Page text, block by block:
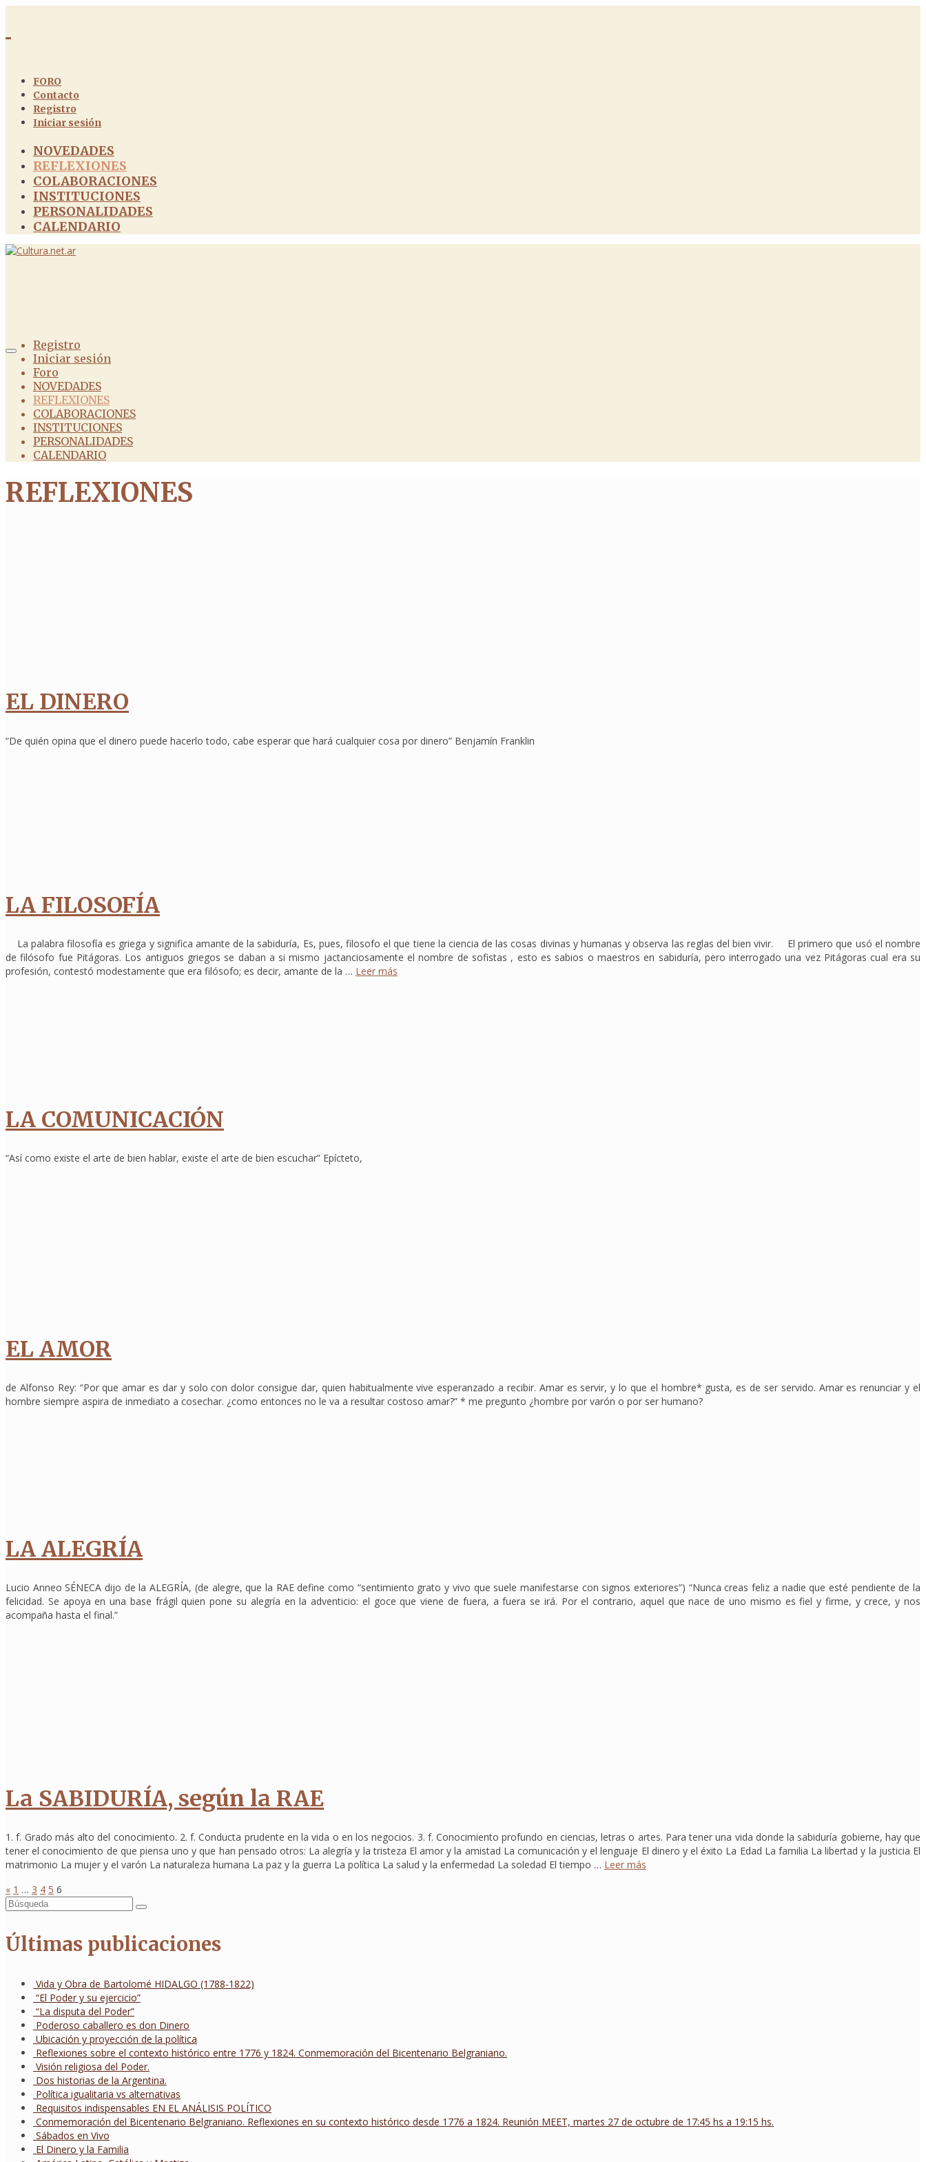
FORO
Contacto
Registro
Iniciar sesión
NOVEDADES
REFLEXIONES
COLABORACIONES
INSTITUCIONES
PERSONALIDADES
CALENDARIO
Registro
Iniciar sesión
Foro
NOVEDADES
REFLEXIONES
COLABORACIONES
INSTITUCIONES
PERSONALIDADES
CALENDARIO
REFLEXIONES
EL DINERO
“De quién opina que el dinero puede hacerlo todo, cabe esperar que hará cualquier cosa por dinero” Benjamín Franklin
LA FILOSOFÍA
La palabra filosofía es griega y significa amante de la sabiduría, Es, pues, filosofo el que tiene la ciencia de las cosas divinas y humanas y observa las reglas del bien vivir. El primero que usó el nombre
de filósofo fue Pitágoras. Los antiguos griegos se daban a si mismo jactanciosamente el nombre de sofistas , esto es sabios o maestros en sabiduría, pero interrogado una vez Pitágoras cual era su
profesión, contestó modestamente que era filósofo; es decir, amante de la … Leer más
LA COMUNICACIÓN
“Así como existe el arte de bien hablar, existe el arte de bien escuchar” Epícteto,
EL AMOR
de Alfonso Rey: “Por que amar es dar y solo con dolor consigue dar, quien habitualmente vive esperanzado a recibir. Amar es servir, y lo que el hombre* gusta, es de ser servido. Amar es renunciar y el
hombre siempre aspira de inmediato a cosechar. ¿como entonces no le va a resultar costoso amar?” * me pregunto ¿hombre por varón o por ser humano?
LA ALEGRÍA
Lucio Anneo SÉNECA dijo de la ALEGRÍA, (de alegre, que la RAE define como “sentimiento grato y vivo que suele manifestarse con signos exteriores”) “Nunca creas feliz a nadie que esté pendiente de la
felicidad. Se apoya en una base frágil quien pone su alegría en la adventicio: el goce que viene de fuera, a fuera se irá. Por el contrario, aquel que nace de uno mismo es fiel y firme, y crece, y nos
acompaña hasta el final.”
La SABIDURÍA, según la RAE
1. f. Grado más alto del conocimiento. 2. f. Conducta prudente en la vida o en los negocios. 3. f. Conocimiento profundo en ciencias, letras o artes. Para tener una vida donde la sabiduría gobierne, hay que
tener el conocimiento de que piensa uno y que han pensado otros: La alegría y la tristeza El amor y la amistad La comunicación y el lenguaje El dinero y el éxito La Edad La familia La libertad y la justicia El
matrimonio La mujer y el varón La naturaleza humana La paz y la guerra La política La salud y la enfermedad La soledad El tiempo … Leer más
« 1 … 3 4 5 6
Buscar
Últimas publicaciones
Vida y Obra de Bartolomé HIDALGO (1788-1822)
“El Poder y su ejercicio”
“La disputa del Poder”
Poderoso caballero es don Dinero
Ubicación y proyección de la política
Reflexiones sobre el contexto histórico entre 1776 y 1824. Conmemoración del Bicentenario Belgraniano.
Visión religiosa del Poder.
Dos historias de la Argentina.
Política igualitaria vs alternativas
Requisitos indispensables EN EL ANÁLISIS POLÍTICO
Conmemoración del Bicentenario Belgraniano. Reflexiones en su contexto histórico desde 1776 a 1824. Reunión MEET, martes 27 de octubre de 17:45 hs a 19:15 hs.
Sábados en Vivo
El Dinero y la Familia